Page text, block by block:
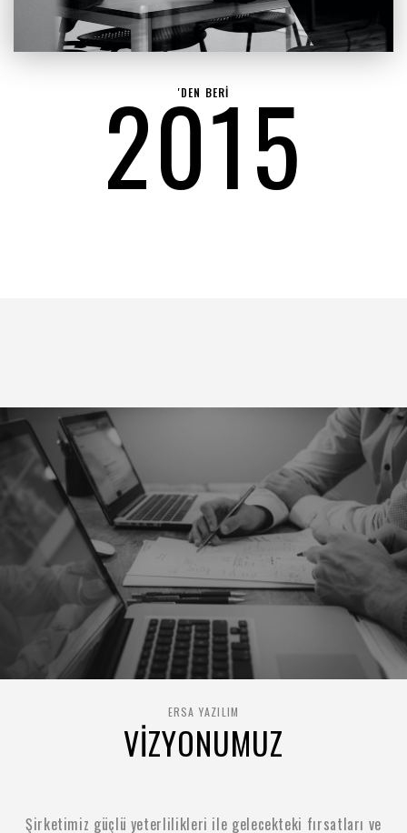
'DEN BERİ
2015
ERSA YAZILIM
VİZYONUMUZ
Şirketimiz güçlü yeterlilikleri ile gelecekteki fırsatları ve